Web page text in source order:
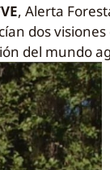
, Alerta
dos
del mundo